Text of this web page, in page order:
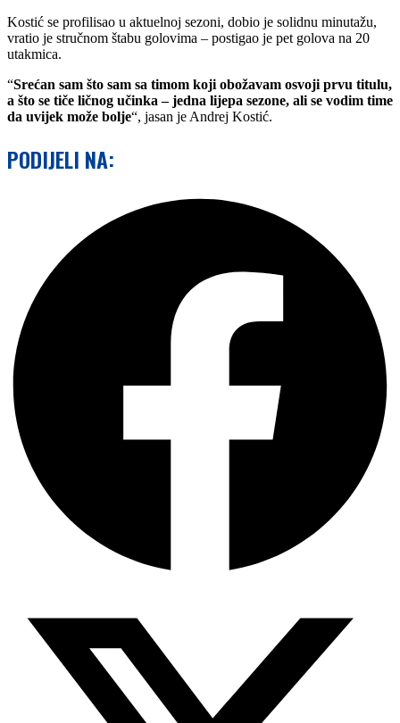
Kostić se profilisao u aktuelnoj sezoni, dobio je solidnu minutažu,
vratio je stručnom štabu golovima – postigao je pet golova na 20
utakmica.
“Srećan sam što sam sa timom koji obožavam osvoji prvu titulu,
a što se tiče ličnog učinka – jedna lijepa sezone, ali se vodim time
da uvijek može bolje“, jasan je Andrej Kostić.
PODIJELI NA: